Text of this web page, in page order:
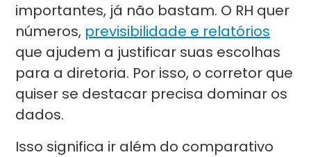
importantes, já não bastam. O RH quer
números, previsibilidade e relatórios
que ajudem a justificar suas escolhas
para a diretoria. Por isso, o corretor que
quiser se destacar precisa dominar os
dados.
Isso significa ir além do comparativo